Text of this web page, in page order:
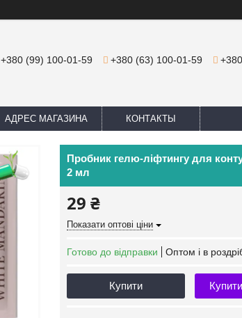
+380 (99) 100-01-59 +380 (63) 100-01-59
АДРЕС МАГАЗИНА КОНТАКТЫ
Пробник гелю-ліфтингу для
2 мл
29 ₴
Показати оптові ціни
Готово до відправки Оптом і в
Купити